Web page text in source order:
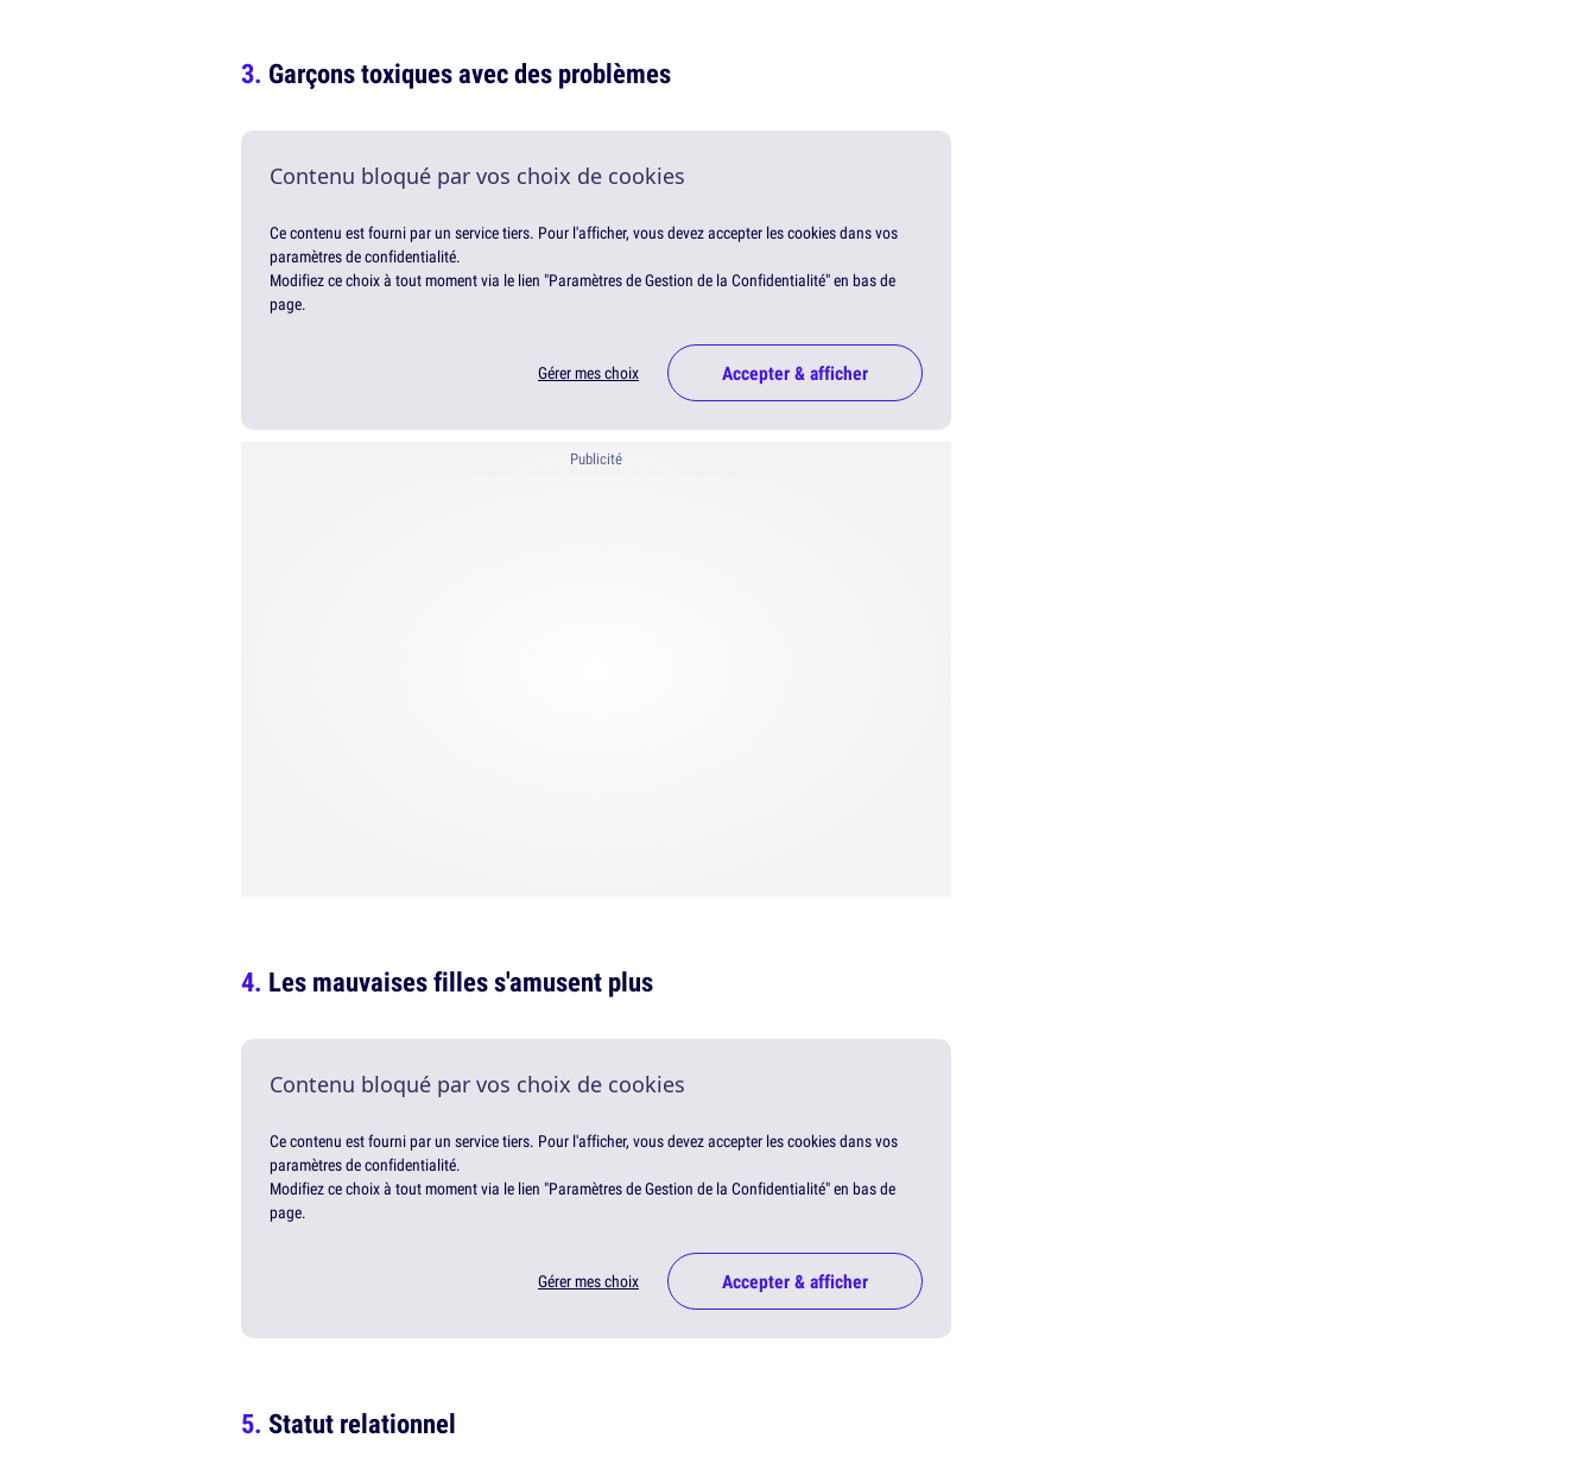
Garçons toxiques avec des problèmes
Contenu bloqué par vos choix de cookies
Ce contenu est fourni par un service tiers. Pour l'afficher, vous devez accepter les cookies dans vos
paramètres de confidentialité.
Modifiez ce choix à tout moment via le lien "Paramètres de Gestion de la Confidentialité" en bas de
page.
Gérer mes choix Accepter & afficher
Publicité
Les mauvaises filles s'amusent plus
Contenu bloqué par vos choix de cookies
Ce contenu est fourni par un service tiers. Pour l'afficher, vous devez accepter les cookies dans vos
paramètres de confidentialité.
Modifiez ce choix à tout moment via le lien "Paramètres de Gestion de la Confidentialité" en bas de
page.
Gérer mes choix Accepter & afficher
Statut relationnel